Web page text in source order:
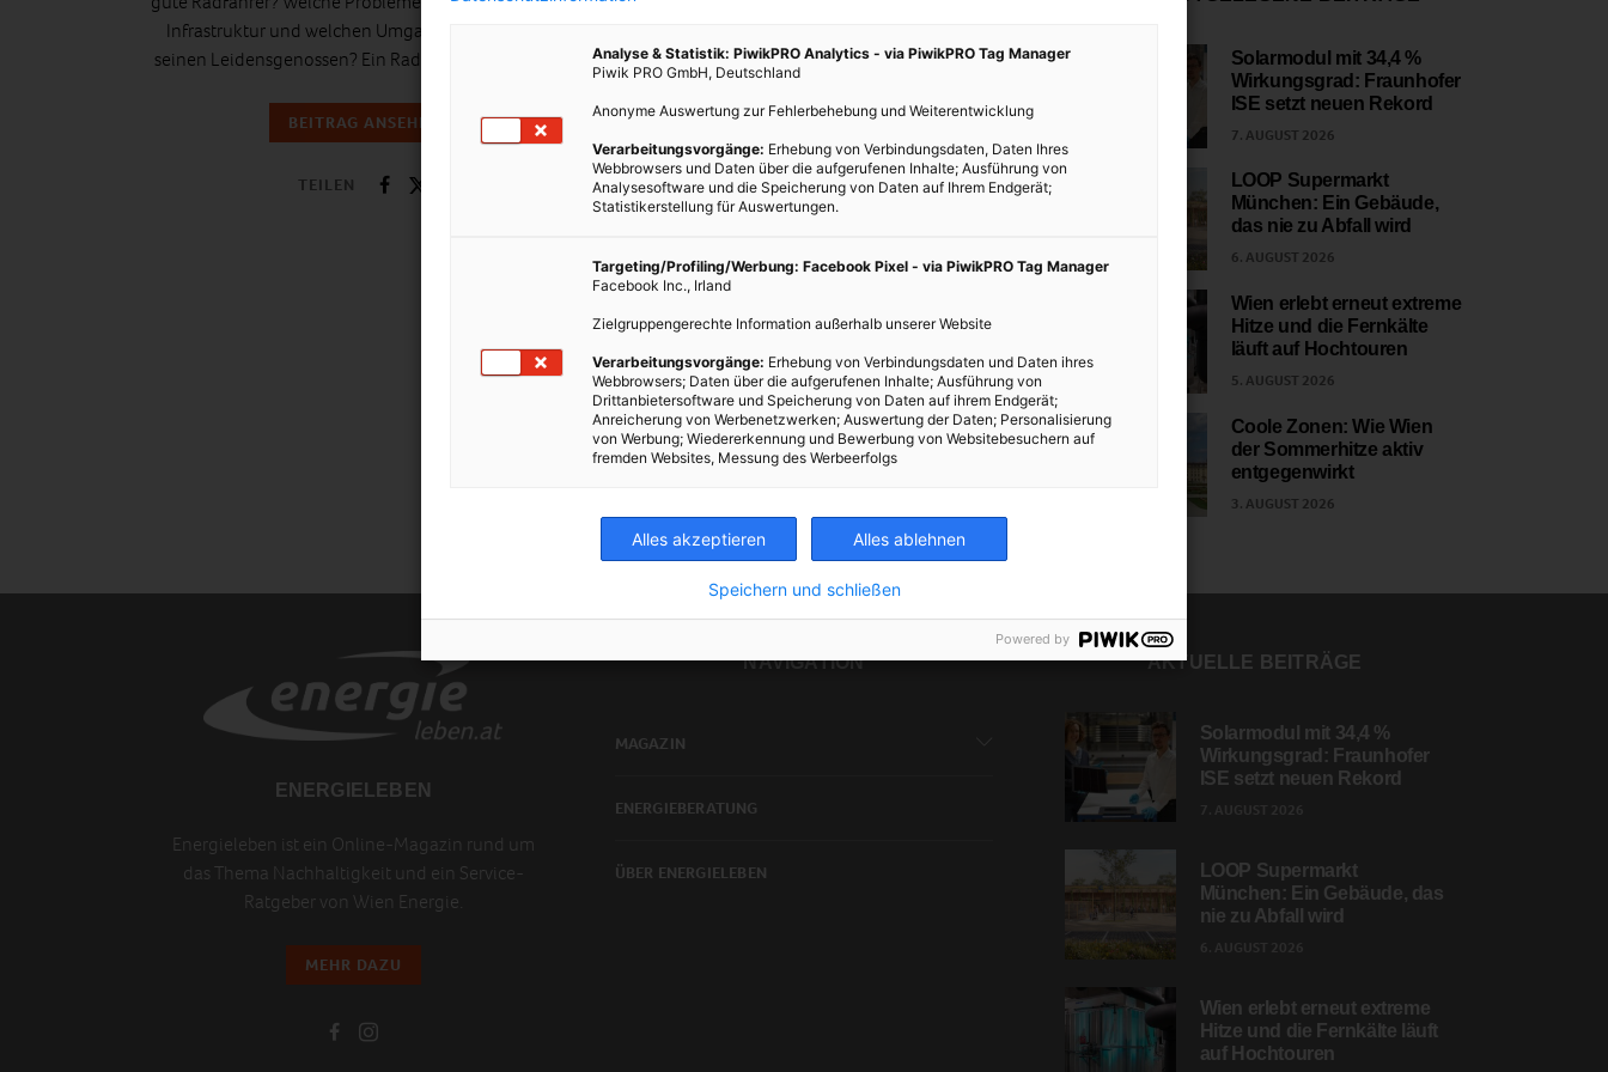
Infrastruktur und welchen Umgang pflegt man mit
seinen Leidensgenossen? Ein Rad-Erfahrungsbericht.
BEITRAG ANSEHEN
TEILEN
Solarmodul mit 34,4 %
Wirkungsgrad: Fraunhofer
ISE setzt neuen Rekord
7. AUGUST 2026
LOOP Supermarkt
München: Ein Gebäude,
das nie zu Abfall wird
6. AUGUST 2026
Wien erlebt erneut extreme
Hitze und die Fernkälte
läuft auf Hochtouren
5. AUGUST 2026
Coole Zonen: Wie Wien
der Sommerhitze aktiv
entgegenwirkt
3. AUGUST 2026
ENERGIELEBEN
Energieleben ist ein Online-Magazin rund um
das Thema Nachhaltigkeit und ein Service-
Ratgeber von Wien Energie.
MEHR DAZU
NAVIGATION
MAGAZIN
ENERGIEBERATUNG
ÜBER ENERGIELEBEN
AKTUELLE BEITRÄGE
Solarmodul mit 34,4 %
Wirkungsgrad: Fraunhofer
ISE setzt neuen Rekord
LOOP Supermarkt
München: Ein Gebäude, das
nie zu Abfall wird
Wien erlebt erneut extreme
Hitze und die Fernkälte läuft
auf Hochtouren
Analyse & Statistik: PiwikPRO Analytics - via PiwikPRO Tag Manager
Piwik PRO GmbH, Deutschland
Anonyme Auswertung zur Fehlerbehebung und Weiterentwicklung
Verarbeitungsvorgänge: Erhebung von Verbindungsdaten, Daten Ihres
Webbrowsers und Daten über die aufgerufenen Inhalte; Ausführung von
Analysesoftware und die Speicherung von Daten auf Ihrem Endgerät;
Statistikerstellung für Auswertungen.
Targeting/Profiling/Werbung: Facebook Pixel - via PiwikPRO Tag Manager
Facebook Inc., Irland
Zielgruppengerechte Information außerhalb unserer Website
Verarbeitungsvorgänge: Erhebung von Verbindungsdaten und Daten ihres
Webbrowsers; Daten über die aufgerufenen Inhalte; Ausführung von
Drittanbietersoftware und Speicherung von Daten auf ihrem Endgerät;
Anreicherung von Werbenetzwerken; Auswertung der Daten; Personalisierung
von Werbung; Wiedererkennung und Bewerbung von Websitebesuchern auf
fremden Websites, Messung des Werbeerfolgs
Alles akzeptieren Alles ablehnen
Speichern und schließen
Powered by